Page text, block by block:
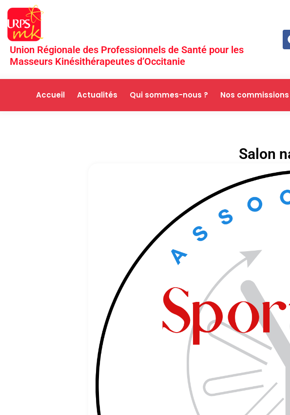
Union Régionale des Professionnels de Santé pour les
Masseurs Kinésithérapeutes d’Occitanie
Accueil Actualités Qui sommes-nous ? Nos commissions
Salon